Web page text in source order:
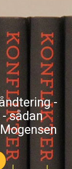
-
sådan